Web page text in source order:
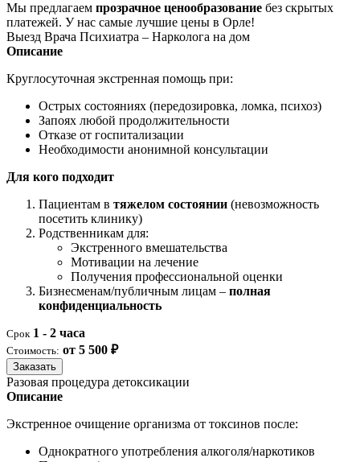
Мы предлагаем прозрачное ценообразование без скрытых
платежей. У нас самые лучшие цены в Орле!
Выезд Врача Психиатра – Нарколога на дом
Описание
Круглосуточная экстренная помощь при:
Острых состояниях (передозировка, ломка, психоз)
Запоях любой продолжительности
Отказе от госпитализации
Необходимости анонимной консультации
Для кого подходит
Пациентам в тяжелом состоянии (невозможность
посетить клинику)
Родственникам для:
Экстренного вмешательства
Мотивации на лечение
Получения профессиональной оценки
Бизнесменам/публичным лицам – полная
конфиденциальность
Срок 1 - 2 часа
Стоимость: от 5 500 ₽
Заказать
Разовая процедура детоксикации
Описание
Экстренное очищение организма от токсинов после:
Однократного употребления алкоголя/наркотиков